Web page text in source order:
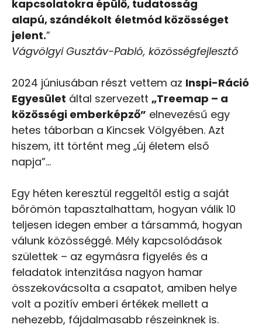
kapcsolatokra épülő, tudatosság
alapú,szándékolt életmód közösséget
jelent.”
Vágvölgyi Gusztáv-Pabló, közösségfejlesztő
2024 júniusában részt vettem az Inspi-Ráció
Egyesület által szervezett „Treemap – a
közösségi emberképző” elnevezésű egy
hetes táborban a Kincsek Völgyében. Azt
hiszem, itt történt meg „új életem első
napja”…
Egy héten keresztül reggeltől estig a saját
bőrömön tapasztalhattam, hogyan válik 10
teljesen idegen ember a társammá, hogyan
válunk közösséggé. Mély kapcsolódások
születtek – az egymásra figyelés és a
feladatok intenzitása nagyon hamar
összekovácsolta a csapatot, amiben helye
volt a pozitív emberi értékek mellett a
nehezebb, fájdalmasabb részeinknek is.